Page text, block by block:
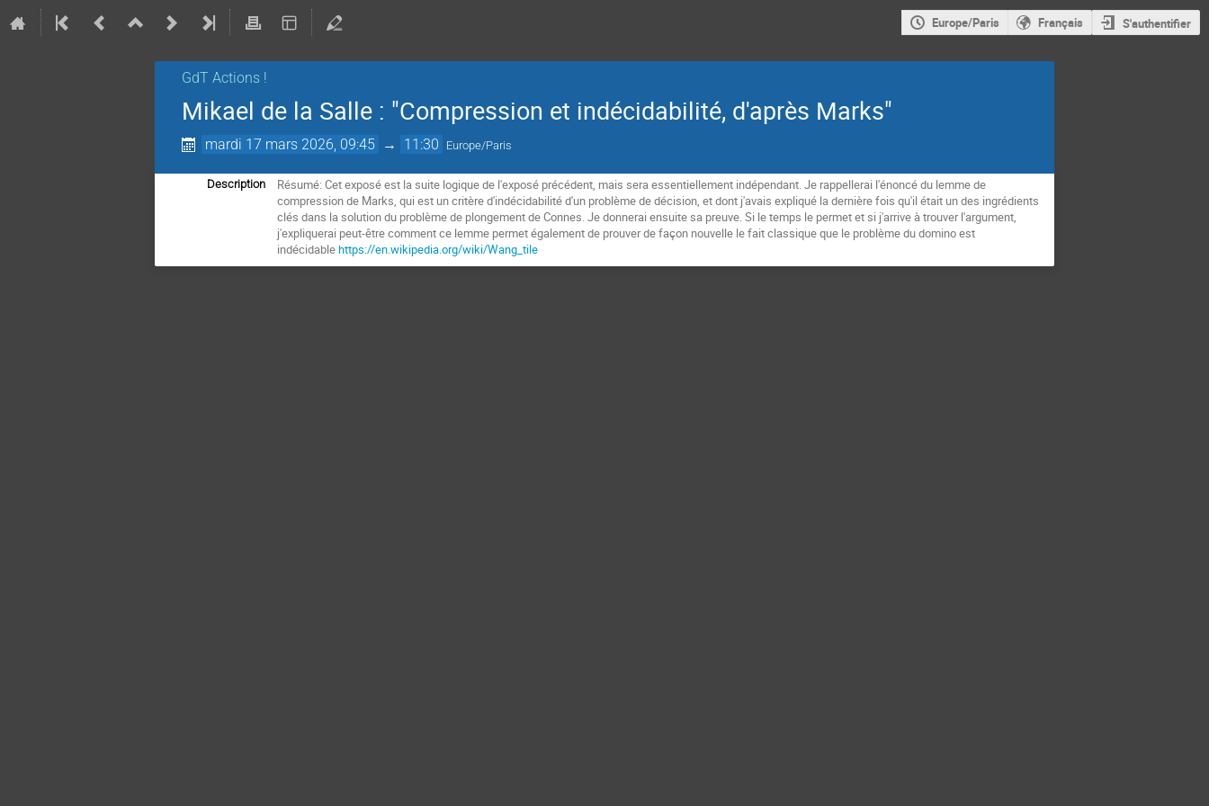
Europe/Paris Français S'authentifier
GdT Actions !
Mikael de la Salle : "Compression et indécidabilité, d'après Marks"
mardi 17 mars 2026, 09:45 → 11:30 Europe/Paris
Description
Résumé: Cet exposé est la suite logique de l'exposé précédent, mais sera essentiellement indépendant. Je rappellerai l'énoncé du lemme de
compression de Marks, qui est un critère d'indécidabilité d'un problème de décision, et dont j'avais expliqué la dernière fois qu'il était un des ingrédients
clés dans la solution du problème de plongement de Connes. Je donnerai ensuite sa preuve. Si le temps le permet et si j'arrive à trouver l'argument,
j'expliquerai peut-être comment ce lemme permet également de prouver de façon nouvelle le fait classique que le problème du domino est
indécidablehttps://en.wikipedia.org/wiki/Wang_tile